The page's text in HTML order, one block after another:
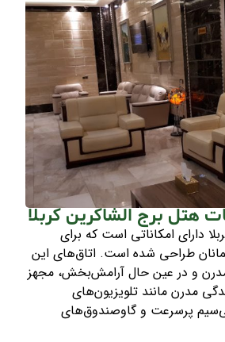
هتل برج الشاکرین کربلا
دارای امکاناتی است که برای
طراحی شده است. اتاق‌های این
و در عین حال آرامش‌بخش، مجهز
مدرن مانند تلویزیون‌های
پرسرعت و گاوصندوق‌های